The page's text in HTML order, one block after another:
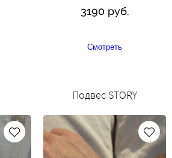
3190 руб.
Смотреть
Подвес STORY